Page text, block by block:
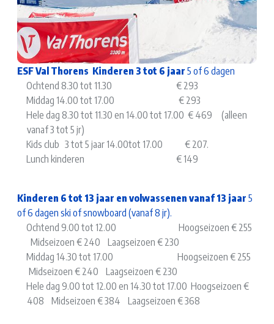
ESF Val Thorens Kinderen 3 tot 6 jaar 5 of 6 dagen
Ochtend 8.30 tot 11.30 € 293
Middag 14.00 tot 17.00 € 293
Hele dag 8.30 tot 11.30 en 14.00 tot 17.00 € 469 (alleen
vanaf 3 tot 5 jr)
Kids club 3 tot 5 jaar 14.00tot 17.00 € 207.
Lunch kinderen € 149
Kinderen 6 tot 13 jaar en volwassenen vanaf 13 jaar 5
of 6 dagen ski of snowboard (vanaf 8 jr).
Ochtend 9.00 tot 12.00 Hoogseizoen € 255
Midseizoen € 240 Laagseizoen € 230
Middag 14.30 tot 17.00 Hoogseizoen € 255
Midseizoen € 240 Laagseizoen € 230
Hele dag 9.00 tot 12.00 en 14.30 tot 17.00 Hoogseizoen €
408 Midseizoen € 384 Laagseizoen € 368